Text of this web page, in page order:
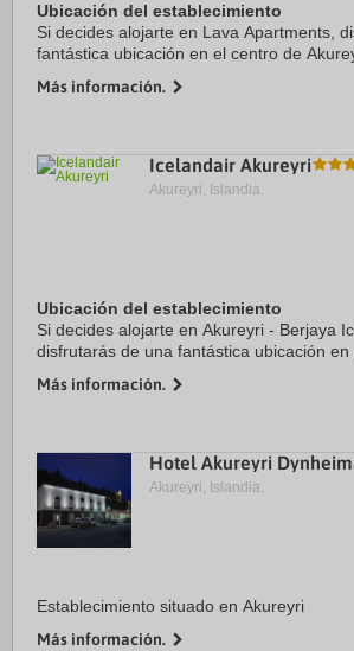
Ubicación del establecimiento
Si decides alojarte en Lava Apartments,
fantástica ubicación en el centro de
Centre for Visual Arts. ...
Más información.
Icelandair Akureyri
Akureyri, Islandia.
Ubicación del establecimiento
Si decides alojarte en Akureyri - Berjaya
disfrutarás de una fantástica ubicación
Iglesia de Akureyri. Además, ...
Más información.
Hotel Akureyri
Akureyri, Islandia.
Establecimiento situado en Akureyri
Más información.